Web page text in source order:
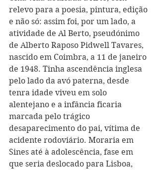
relevo para a poesia, pintura, edição
e não só: assim foi, por um lado, a
atividade de Al Berto, pseudónimo
de Alberto Raposo Pidwell Tavares,
nascido em Coimbra, a 11 de janeiro
de 1948. Tinha ascendência inglesa
pelo lado da avó paterna, desde
tenra idade viveu em solo
alentejano e a infância ficaria
marcada pelo trágico
desaparecimento do pai, vítima de
acidente rodoviário. Moraria em
Sines até à adolescência, fase em
que seria deslocado para Lisboa,